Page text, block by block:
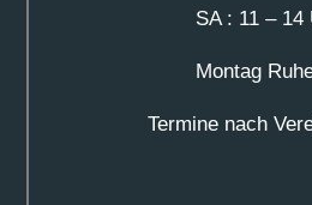
SA : 11 – 14
Montag
Termine nach